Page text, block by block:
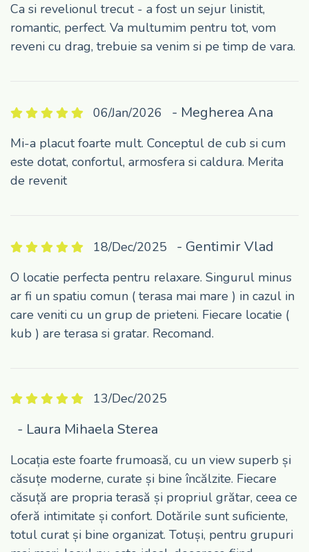
Ca si revelionul trecut - a fost un sejur linistit,
romantic, perfect. Va multumim pentru tot, vom
reveni cu drag, trebuie sa venim si pe timp de vara.
06/Jan/2026 - Megherea Ana
Mi-a placut foarte mult. Conceptul de cub si cum
este dotat, confortul, armosfera si caldura. Merita
de revenit
18/Dec/2025 - Gentimir Vlad
O locatie perfecta pentru relaxare. Singurul minus
ar fi un spatiu comun ( terasa mai mare ) in cazul in
care veniti cu un grup de prieteni. Fiecare locatie (
kub ) are terasa si gratar. Recomand.
13/Dec/2025
- Laura Mihaela Sterea
Locația este foarte frumoasă, cu un view superb și
căsuțe moderne, curate și bine încălzite. Fiecare
căsuță are propria terasă și propriul grătar, ceea ce
oferă intimitate și confort. Dotările sunt suficiente,
totul curat și bine organizat. Totuși, pentru grupuri